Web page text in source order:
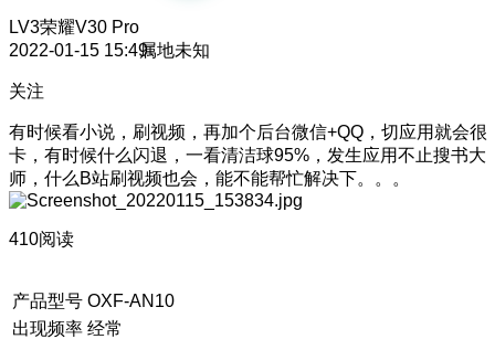
LV3荣耀V30 Pro
2022-01-15 15:49属地未知
关注
有时候看小说，刷视频，再加个后台微信+QQ，切应用就会很
卡，有时候什么闪退，一看清洁球95%，发生应用不止搜书大
师，什么B站刷视频也会，能不能帮忙解决下。。。
410阅读
产品型号 OXF-AN10
出现频率 经常